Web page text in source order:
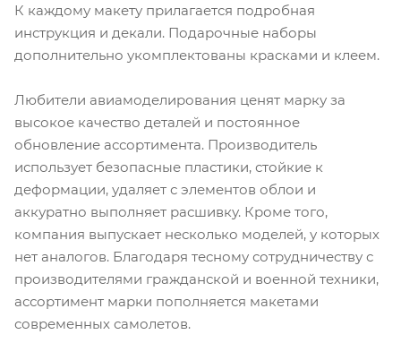
К каждому макету прилагается подробная
инструкция и декали. Подарочные наборы
дополнительно укомплектованы красками и клеем.
Любители авиамоделирования ценят марку за
высокое качество деталей и постоянное
обновление ассортимента. Производитель
использует безопасные пластики, стойкие к
деформации, удаляет с элементов облои и
аккуратно выполняет расшивку. Кроме того,
компания выпускает несколько моделей, у которых
нет аналогов. Благодаря тесному сотрудничеству с
производителями гражданской и военной техники,
ассортимент марки пополняется макетами
современных самолетов.